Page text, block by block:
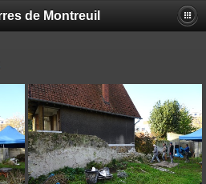
de Montreuil